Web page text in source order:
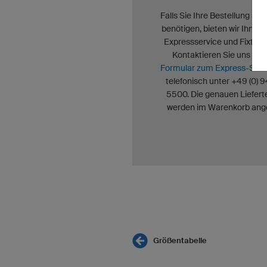
Falls Sie Ihre Bestellung sehr
benötigen, bieten wir Ihnen
Expressservice und
Kontaktieren Sie uns über
Formular zum Express-
telefonisch unter +49 (0)
5500. Die genauen
werden im Warenkorb
Größentabelle